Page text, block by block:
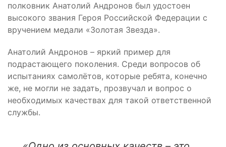
полковник Анатолий Андронов был удостоен
высокого звания Героя Российской Федерации с
вручением медали «Золотая Звезда».
Анатолий Андронов – яркий пример для
подрастающего поколения. Среди вопросов об
испытаниях самолётов, которые ребята, конечно
же, не могли не задать, прозвучал и вопрос о
необходимых качествах для такой ответственной
службы.